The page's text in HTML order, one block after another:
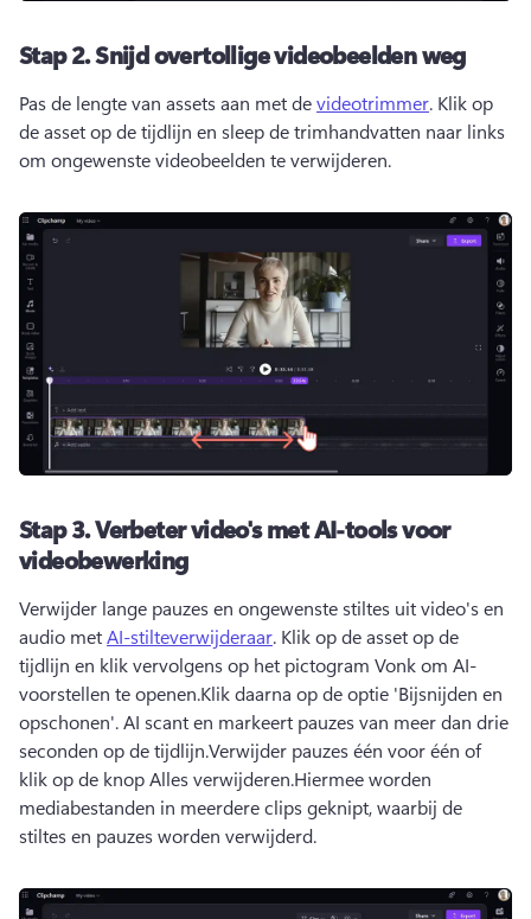
Stap 2.Snijd overtollige videobeelden weg
Pas de lengte van assets aan met de videotrimmer. Klik op
de asset op de tijdlijn en sleep de trimhandvatten naar links
om ongewenste videobeelden te verwijderen.
Stap 3.Verbeter video's met AI-tools voor
videobewerking
Verwijder lange pauzes en ongewenste stiltes uit video's en
audio met AI-stilteverwijderaar. Klik op de asset op de
tijdlijn en klik vervolgens op het pictogram Vonk om AI-
voorstellen te openen.Klik daarna op de optie 'Bijsnijden en
opschonen'. AI scant en markeert pauzes van meer dan drie
seconden op de tijdlijn.Verwijder pauzes één voor één of
klik op de knop Alles verwijderen.Hiermee worden
mediabestanden in meerdere clips geknipt, waarbij de
stiltes en pauzes worden verwijderd.